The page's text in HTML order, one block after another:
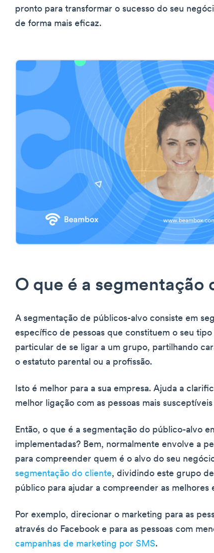
pronto para transformar o sucesso do seu
de forma mais eficaz.
O que é a segmentação
A segmentação de públicos-alvo consiste em
específico de pessoas que constituem o seu
particular de se ligar a um grupo, partilhando
o estatuto parental ou a profissão.
Isto é melhor para a sua empresa. Ajuda a
melhor ligação com as pessoas mais
Então, o que é a segmentação do público-alvo
implementadas? Bem, normalmente envolve a
para compreender quem é o alvo do seu
segmentação do cliente, dividindo este grupo
público para ajudar a compreender as melhores
Por exemplo, direcionar o marketing para as
através do Facebook e para as pessoas com
campanhas de marketing por SMS.